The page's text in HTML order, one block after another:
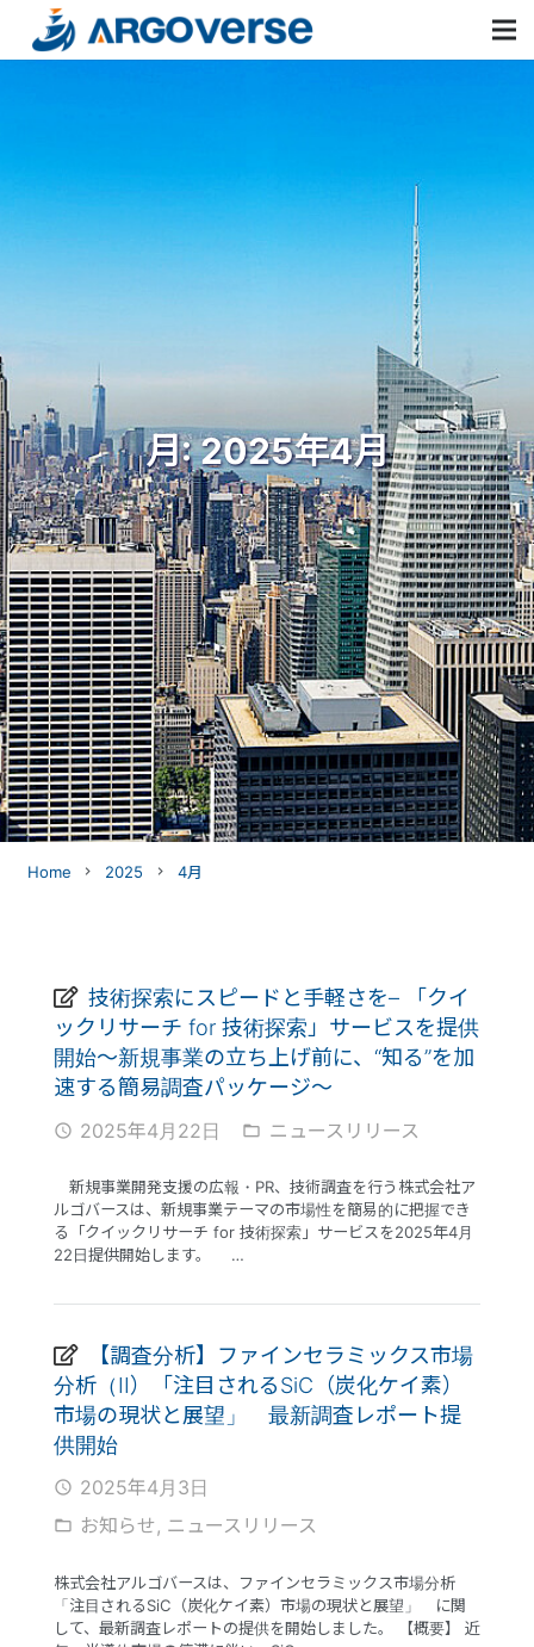
月:2025年4月
Home navigate_next 2025 navigate_next 4月
技術探索にスピードと手軽さを– 「クイ
ックリサーチ for 技術探索」サービスを提供
開始〜新規事業の立ち上げ前に、“知る”を加
速する簡易調査パッケージ〜
access_time 2025年4月22日 folder_open ニュースリリース
新規事業開発支援の広報・PR、技術調査を行う株式会社ア
ルゴバースは、新規事業テーマの市場性を簡易的に把握でき
る「クイックリサーチ for 技術探索」サービスを2025年4月
22日提供開始します。 …
【調査分析】ファインセラミックス市場
分析（II）「注目されるSiC（炭化ケイ素）
市場の現状と展望」 最新調査レポート提
供開始
access_time 2025年4月3日
folder_open お知らせ, ニュースリリース
株式会社アルゴバースは、ファインセラミックス市場分析
「注目されるSiC（炭化ケイ素）市場の現状と展望」 に関
して、最新調査レポートの提供を開始しました。 【概要】 近